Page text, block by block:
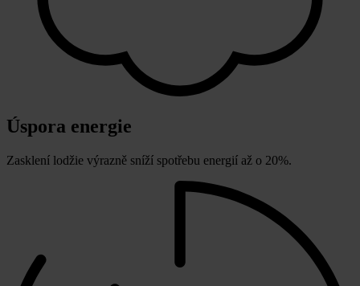
Úspora energie
Zasklení lodžie výrazně sníží spotřebu energií až o 20%.